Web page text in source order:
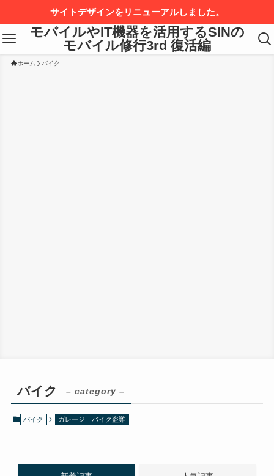
サイトデザインをリニューアルしました。
モバイルやIT機器を活用するSINの
モバイル修行3rd 復活編
ホーム バイク
バイク – category –
バイク ガレージ バイク盗難